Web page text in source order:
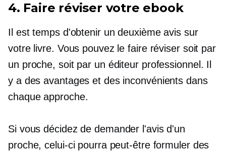
4. Faire réviser votre ebook
Il est temps d'obtenir un deuxième avis sur
votre livre. Vous pouvez le faire réviser soit par
un proche, soit par un éditeur professionnel. Il
y a des avantages et des inconvénients dans
chaque approche.
Si vous décidez de demander l'avis d'un
proche, celui-ci pourra peut-être formuler des